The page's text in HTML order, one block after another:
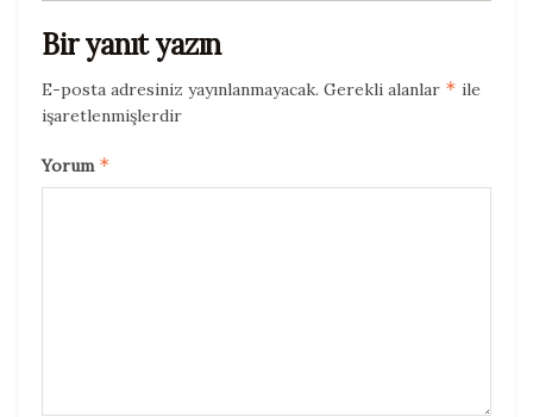
Bir yanıt yazın
E-posta adresiniz yayınlanmayacak. Gerekli alanlar * ile
işaretlenmişlerdir
Yorum *